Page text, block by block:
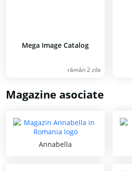
Mega Image Catalog
rămân 2 zile
Magazine asociate
Annabella